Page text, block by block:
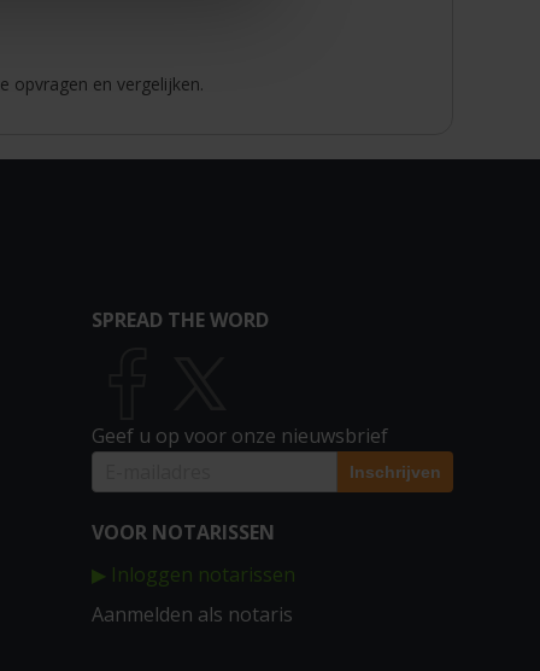
opvragen en vergelijken.
SPREAD THE WORD
Geef u op voor onze nieuwsbrief
VOOR NOTARISSEN
▶ Inloggen notarissen
Aanmelden als notaris